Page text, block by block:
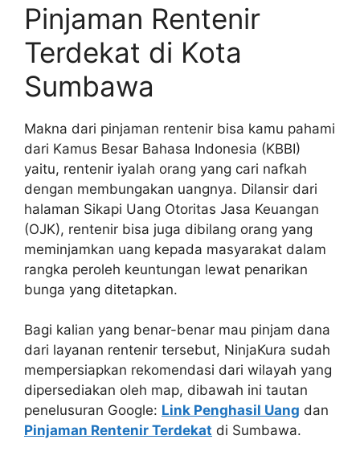
Pinjaman Rentenir
Terdekat di Kota
Sumbawa
Makna dari pinjaman rentenir bisa kamu pahami
dari Kamus Besar Bahasa Indonesia (KBBI)
yaitu, rentenir iyalah orang yang cari nafkah
dengan membungakan uangnya. Dilansir dari
halaman Sikapi Uang Otoritas Jasa Keuangan
(OJK), rentenir bisa juga dibilang orang yang
meminjamkan uang kepada masyarakat dalam
rangka peroleh keuntungan lewat penarikan
bunga yang ditetapkan.
Bagi kalian yang benar-benar mau pinjam dana
dari layanan rentenir tersebut, NinjaKura sudah
mempersiapkan rekomendasi dari wilayah yang
dipersediakan oleh map, dibawah ini tautan
penelusuran Google: Link Penghasil Uang dan
Pinjaman Rentenir Terdekat di Sumbawa.